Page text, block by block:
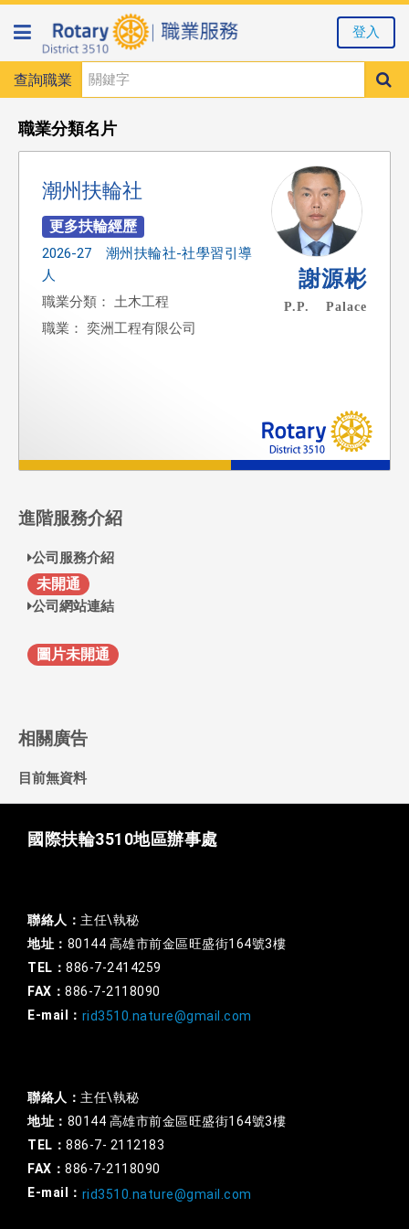
查詢職業
登入
職業分類名片
潮州扶輪社
2026-27 潮州扶輪社-社學習引導
人
職業分類： 土木工程
職業： 奕洲工程有限公司
謝源彬
P.P. Palace
進階服務介紹
公司服務介紹
未開通
公司網站連結
圖片未開通
相關廣告
目前無資料
國際扶輪3510地區辦事處
聯絡人： 主任\執秘
地址： 80144 高雄市前金區旺盛街164號3樓
TEL： 886-7-2414259
FAX： 886-7-2118090
E-mail： rid3510.nature@gmail.com
聯絡人： 主任\執秘
地址： 80144 高雄市前金區旺盛街164號3樓
TEL： 886-7- 2112183
FAX： 886-7-2118090
E-mail： rid3510.nature@gmail.com